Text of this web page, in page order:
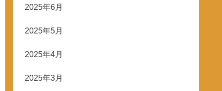
2025年6月
2025年5月
2025年4月
2025年3月